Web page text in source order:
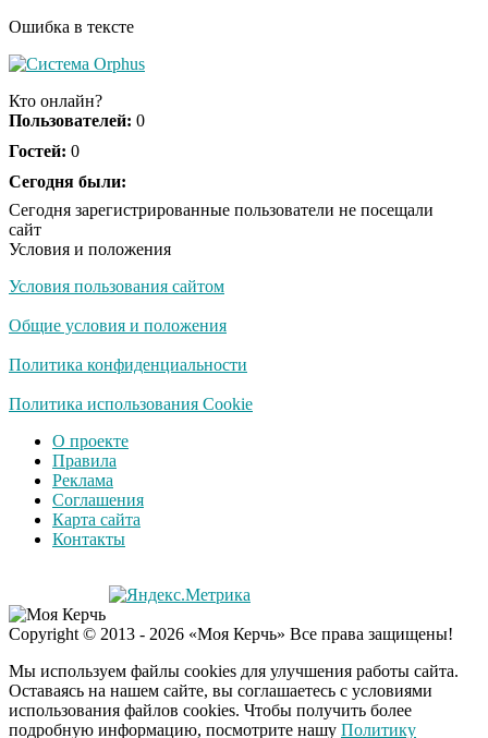
Обнаружена тайная
жена и дочь
"Потеряли стыд в
Поплавская вмазала
Ошибка в тексте
Кто онлайн?
Пользователей: 0
Гостей: 0
Сегодня были:
Сегодня зарегистрированные пользователи не посещали
сайт
Условия и положения
Условия пользования сайтом
Общие условия и положения
Политика конфиденциальности
Политика использования Cookie
О проекте
Правила
Реклама
Соглашения
Карта сайта
Контакты
Copyright © 2013 - 2026 «Моя Керчь» Все права защищены!
Мы используем файлы cookies для улучшения работы сайта.
Оставаясь на нашем сайте, вы соглашаетесь с условиями
использования файлов cookies. Чтобы получить более
подробную информацию, посмотрите нашу Политику